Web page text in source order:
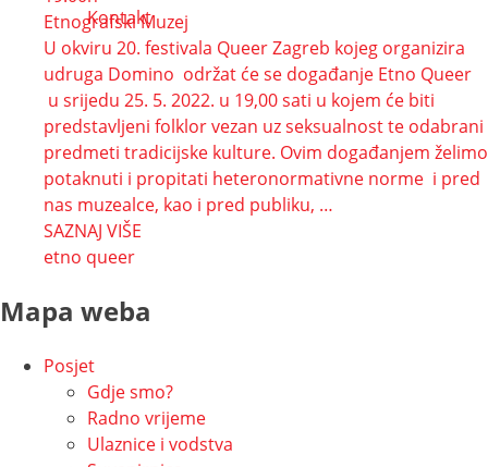
Kontakt
Etnografski Muzej
U okviru 20. festivala Queer Zagreb kojeg organizira
udruga Domino održat će se događanje Etno Queer
u srijedu 25. 5. 2022. u 19,00 sati u kojem će biti
predstavljeni folklor vezan uz seksualnost te odabrani
predmeti tradicijske kulture. Ovim događanjem želimo
potaknuti i propitati heteronormativne norme i pred
nas muzealce, kao i pred publiku, …
SAZNAJ VIŠE
etno queer
Mapa weba
Posjet
Gdje smo?
Radno vrijeme
Ulaznice i vodstva